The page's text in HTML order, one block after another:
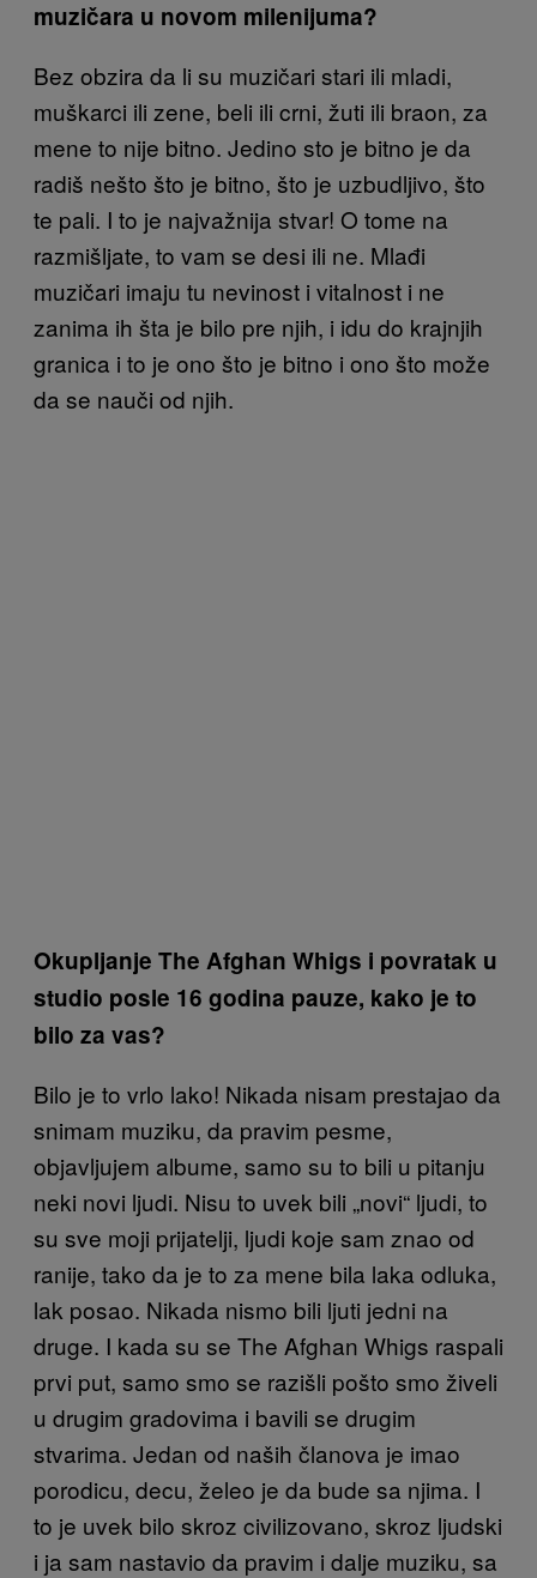
muzičara u novom milenijuma?
Bez obzira da li su muzičari stari ili mladi,
muškarci ili zene, beli ili crni, žuti ili braon, za
mene to nije bitno. Jedino sto je bitno je da
radiš nešto što je bitno, što je uzbudljivo, što
te pali. I to je najvažnija stvar! O tome na
razmišljate, to vam se desi ili ne. Mlađi
muzičari imaju tu nevinost i vitalnost i ne
zanima ih šta je bilo pre njih, i idu do krajnjih
granica i to je ono što je bitno i ono što može
da se nauči od njih.
Okupljanje The Afghan Whigs i povratak u
studio posle 16 godina pauze, kako je to
bilo za vas?
Bilo je to vrlo lako! Nikada nisam prestajao da
snimam muziku, da pravim pesme,
objavljujem albume, samo su to bili u pitanju
neki novi ljudi. Nisu to uvek bili „novi“ ljudi, to
su sve moji prijatelji, ljudi koje sam znao od
ranije, tako da je to za mene bila laka odluka,
lak posao. Nikada nismo bili ljuti jedni na
druge. I kada su se The Afghan Whigs raspali
prvi put, samo smo se razišli pošto smo živeli
u drugim gradovima i bavili se drugim
stvarima. Jedan od naših članova je imao
porodicu, decu, želeo je da bude sa njima. I
to je uvek bilo skroz civilizovano, skroz ljudski
i ja sam nastavio da pravim i dalje muziku, sa